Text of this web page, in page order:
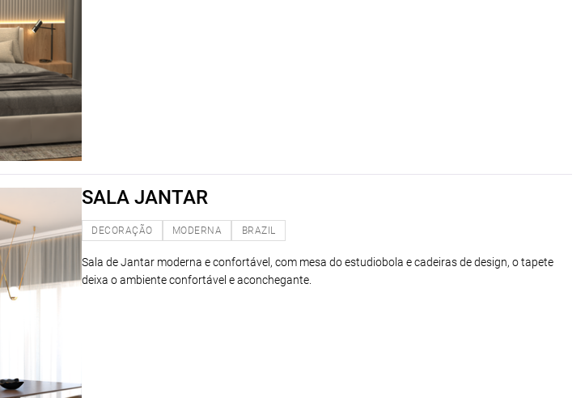
SALA JANTAR
DECORAÇÃO MODERNA BRAZIL
Sala de Jantar moderna e confortável, com mesa do estudiobola e cadeiras de design, o tapete
deixa o ambiente confortável e aconchegante.